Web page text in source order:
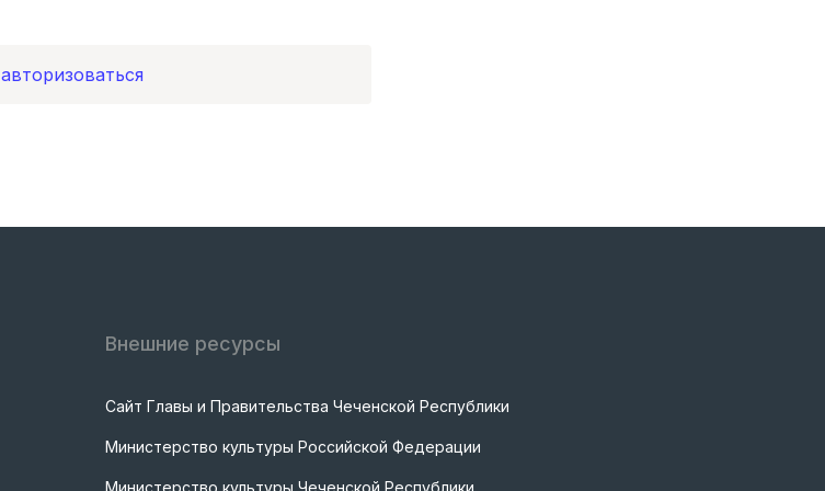
авторизоваться
Внешние ресурсы
Сайт Главы и Правительства Чеченской Республики
Министерство культуры Российской Федерации
Министерство культуры Чеченской Республики